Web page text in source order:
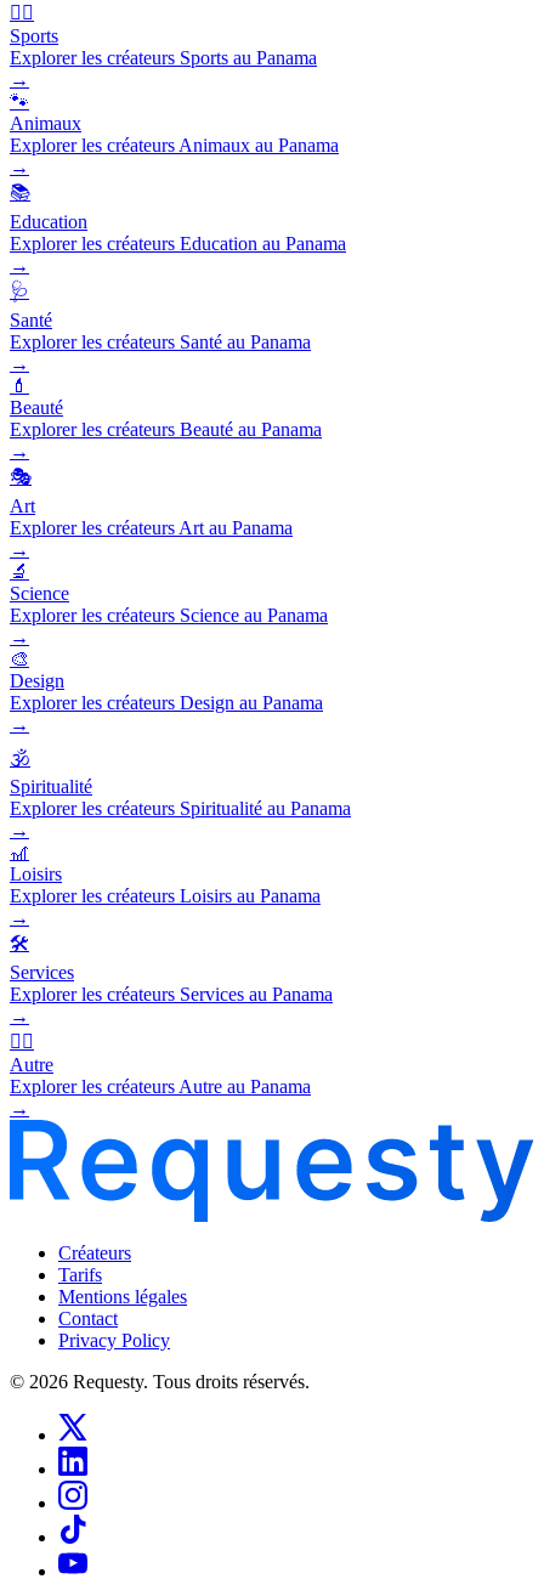
🏃‍♂️
Sports
Explorer les créateurs Sports au Panama
→
🐾
Animaux
Explorer les créateurs Animaux au Panama
→
📚
Education
Explorer les créateurs Education au Panama
→
🩺
Santé
Explorer les créateurs Santé au Panama
→
💄
Beauté
Explorer les créateurs Beauté au Panama
→
🎭
Art
Explorer les créateurs Art au Panama
→
🔬
Science
Explorer les créateurs Science au Panama
→
🎨
Design
Explorer les créateurs Design au Panama
→
🕉️
Spiritualité
Explorer les créateurs Spiritualité au Panama
→
🎢
Loisirs
Explorer les créateurs Loisirs au Panama
→
🛠️
Services
Explorer les créateurs Services au Panama
→
🧜‍♂️
Autre
Explorer les créateurs Autre au Panama
→
Créateurs
Tarifs
Mentions légales
Contact
Privacy Policy
© 2026 Requesty. Tous droits réservés.